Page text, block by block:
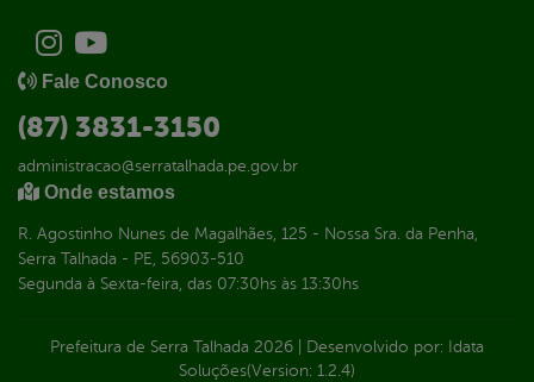
Fale Conosco
(87) 3831-3150
administracao@serratalhada.pe.gov.br
Onde estamos
R. Agostinho Nunes de Magalhães, 125 - Nossa Sra. da Penha,
Serra Talhada - PE, 56903-510
Segunda à Sexta-feira, das 07:30hs às 13:30hs
Prefeitura de Serra Talhada 2026 Desenvolvido por: Idata
Soluções(Version: 1.2.4)